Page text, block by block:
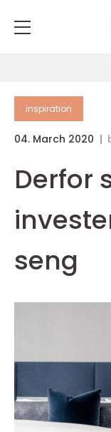
inspiration
04. March 2020
Derfor
seng